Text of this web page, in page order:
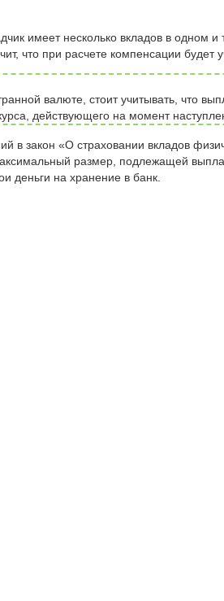
имеет несколько вкладов в одном
что при расчете компенсации
валюте, стоит учитывать, что
действующего на момент
в закон «О страховании вкладов
размер, подлежащей
деньги на хранение в банк.